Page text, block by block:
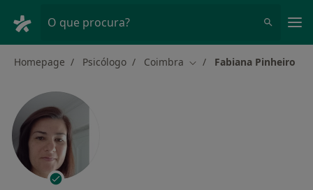
O que procura?
Homepage Psicólogo Coimbra Mudar de cidade
Fabiana Pinheiro